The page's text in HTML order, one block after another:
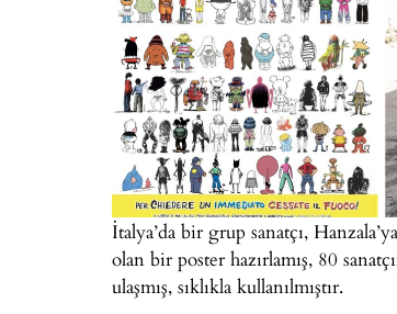
İtalya’da bir grup sanatçı,
olan bir poster hazırlamış, 80
ulaşmış, sıklıkla kullanılmıştır.